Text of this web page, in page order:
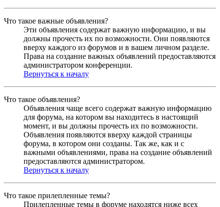
Что такое важные объявления?
Эти объявления содержат важную информацию, и вы
должны прочесть их по возможности. Они появляются
вверху каждого из форумов и в вашем личном разделе.
Права на создание важных объявлений предоставляются
администратором конференции.
Вернуться к началу
Что такое объявления?
Объявления чаще всего содержат важную информацию
для форума, на котором вы находитесь в настоящий
момент, и вы должны прочесть их по возможности.
Объявления появляются вверху каждой страницы
форума, в котором они созданы. Так же, как и с
важными объявлениями, права на создание объявлений
предоставляются администратором.
Вернуться к началу
Что такое прилепленные темы?
Прилепленные темы в форуме находятся ниже всех